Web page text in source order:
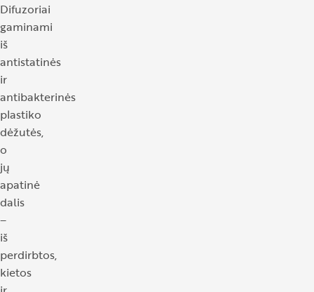
Difuzoriai
gaminami
iš
antistatinės
ir
antibakterinės
plastiko
dėžutės,
o
jų
apatinė
dalis
–
iš
perdirbtos,
kietos